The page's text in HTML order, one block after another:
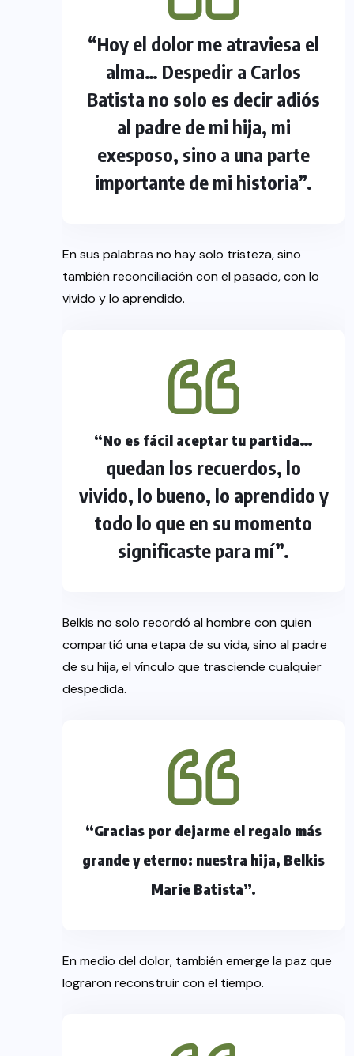
“Hoy el dolor me atraviesa el
alma… Despedir a Carlos
Batista no solo es decir adiós
al padre de mi hija, mi
exesposo, sino a una parte
importante de mi historia”.
En sus palabras no hay solo tristeza, sino
también reconciliación con el pasado, con lo
vivido y lo aprendido.
“No es fácil aceptar tu partida…
quedan los recuerdos, lo
vivido, lo bueno, lo aprendido y
todo lo que en su momento
significaste para mí”.
Belkis no solo recordó al hombre con quien
compartió una etapa de su vida, sino al padre
de su hija, el vínculo que trasciende cualquier
despedida.
“Gracias por dejarme el regalo más
grande y eterno: nuestra hija, Belkis
Marie Batista”.
En medio del dolor, también emerge la paz que
lograron reconstruir con el tiempo.